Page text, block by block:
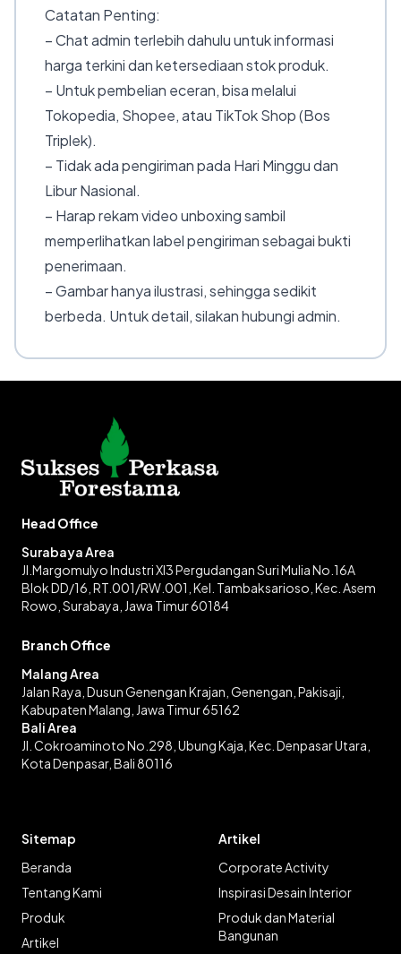
Catatan Penting:
– Chat admin terlebih dahulu untuk informasi
harga terkini dan ketersediaan stok produk.
– Untuk pembelian eceran, bisa melalui
Tokopedia, Shopee, atau TikTok Shop (Bos
Triplek).
– Tidak ada pengiriman pada Hari Minggu dan
Libur Nasional.
– Harap rekam video unboxing sambil
memperlihatkan label pengiriman sebagai bukti
penerimaan.
– Gambar hanya ilustrasi, sehingga sedikit
berbeda. Untuk detail, silakan hubungi admin.
Head Office
Surabaya Area
Jl.Margomulyo Industri XI3 Pergudangan Suri Mulia No.16A
Blok DD/16, RT.001/RW.001, Kel. Tambaksarioso, Kec. Asem
Rowo, Surabaya, Jawa Timur 60184
Branch Office
Malang Area
Jalan Raya, Dusun Genengan Krajan, Genengan, Pakisaji,
Kabupaten Malang, Jawa Timur 65162
Bali Area
Jl. Cokroaminoto No.298, Ubung Kaja, Kec. Denpasar Utara,
Kota Denpasar, Bali 80116
Sitemap
Beranda
Tentang Kami
Produk
Artikel
Artikel
Corporate Activity
Inspirasi Desain Interior
Produk dan Material
Bangunan